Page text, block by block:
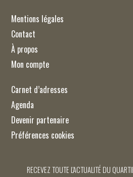
Mentions légales
Contact
À propos
Mon compte
Carnet d’adresses
Agenda
Devenir partenaire
Préférences cookies
RECEVEZ TOUTE L'ACTUALITÉ DU